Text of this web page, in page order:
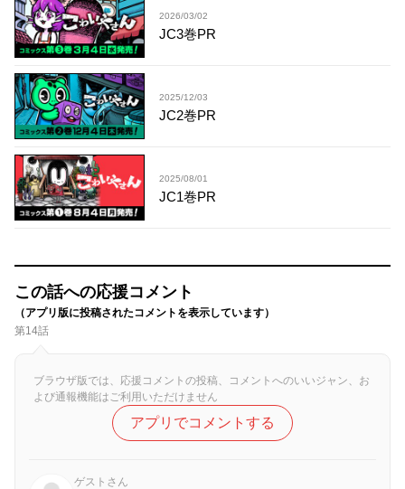
2026/03/02
JC3巻PR
2025/12/03
JC2巻PR
2025/08/01
JC1巻PR
この話への応援コメント
（アプリ版に投稿されたコメントを表示しています）
第14話
ブラウザ版では、応援コメントの投稿、コメントへのいいジャン、お
よび通報機能はご利用いただけません
アプリでコメントする
ゲストさん